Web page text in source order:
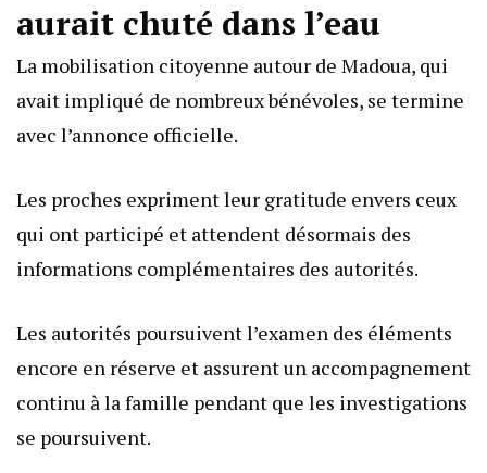
aurait chuté dans l’eau
La mobilisation citoyenne autour de Madoua, qui
avait impliqué de nombreux bénévoles, se termine
avec l’annonce officielle.
Les proches expriment leur gratitude envers ceux
qui ont participé et attendent désormais des
informations complémentaires des autorités.
Les autorités poursuivent l’examen des éléments
encore en réserve et assurent un accompagnement
continu à la famille pendant que les investigations
se poursuivent.